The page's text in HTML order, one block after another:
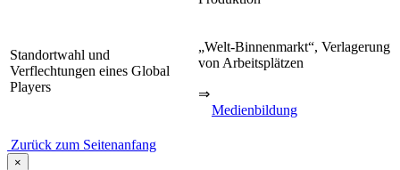
Standortwahl und
Verflechtungen eines Global
Players
„Welt-Binnenmarkt“, Verlagerung
von Arbeitsplätzen
⇒
Medienbildung
Zurück zum Seitenanfang
×